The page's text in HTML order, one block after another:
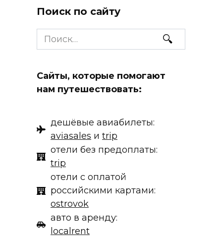
Поиск по сайту
Search
for:
Сайты, которые помогают
нам путешествовать:
дешёвые авиабилеты:
aviasales и trip
отели без предоплаты:
trip
отели с оплатой
российскими картами:
ostrovok
авто в аренду:
localrent